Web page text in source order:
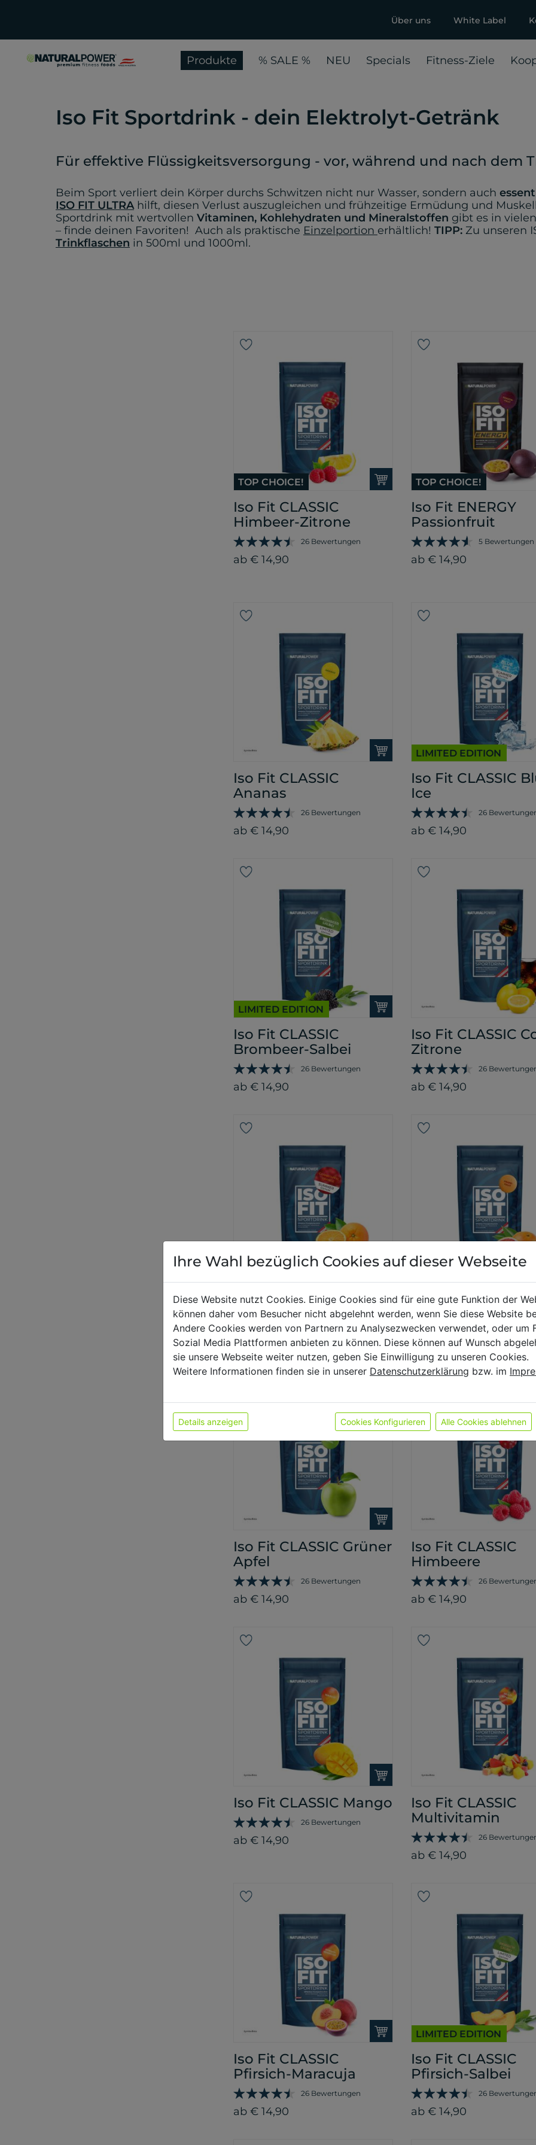
Über uns White Label
Produkte % SALE % NEU Specials Fitness-Ziele
Iso Fit Sportdrink - dein Elektrolyt-Getränk
Für effektive Flüssigkeitsversorgung - vor, während und nach dem
Beim Sport verliert dein Körper durchs Schwitzen nicht nur Wasser, sondern auch
ISO FIT ULTRAhilft, diesen Verlust auszugleichen und frühzeitige Ermüdung und
Sportdrink mit wertvollen Vitaminen, Kohlehydraten und Mineralstoffen gibt es in
– finde deinen Favoriten! Auch als praktische Einzelportion erhältlich! TIPP: Zu unseren
Trinkflaschen in 500ml und 1000ml.
TOP CHOICE!
Iso Fit CLASSIC
Himbeer-Zitrone
26 Bewertungen
ab € 14,90
TOP CHOICE!
Iso Fit ENERGY
Passionfruit
5 Bewertungen
ab € 14,90
Iso Fit CLASSIC
Ananas
26 Bewertungen
ab € 14,90
LIMITED EDITION
Iso Fit CLASSIC
Ice
26
ab € 14,90
LIMITED EDITION
Iso Fit CLASSIC
Brombeer-Salbei
26 Bewertungen
ab € 14,90
Iso Fit CLASSIC
Zitrone
26
ab € 14,90
LIMITED EDITION
Granatapfel-Orange
26 Bewertungen
ab € 14,90
Grapefruit
26
ab € 14,90
Iso Fit CLASSIC Grüner
Apfel
26 Bewertungen
ab € 14,90
Iso Fit CLASSIC
Himbeere
26
ab € 14,90
Iso Fit CLASSIC Mango
26 Bewertungen
ab € 14,90
Iso Fit CLASSIC
Multivitamin
26
ab € 14,90
Iso Fit CLASSIC
Pfirsich-Maracuja
26 Bewertungen
ab € 14,90
LIMITED EDITION
Iso Fit CLASSIC
Pfirsich-Salbei
26
ab € 14,90
Ihre Wahl bezüglich Cookies auf dieser Webseite
Diese Website nutzt Cookies. Einige Cookies sind für eine gute Funktion der
können daher vom Besucher nicht abgelehnt werden, wenn Sie diese Website
Andere Cookies werden von Partnern zu Analysezwecken verwendet, oder um
Sozial Media Plattformen anbieten zu können. Diese können auf Wunsch
sie unsere Webseite weiter nutzen, geben Sie Einwilligung zu unseren Cookies.
Weitere Informationen finden sie in unserer Datenschutzerklärung bzw. im
Details anzeigen Cookies Konfigurieren Alle Cookies ablehnen